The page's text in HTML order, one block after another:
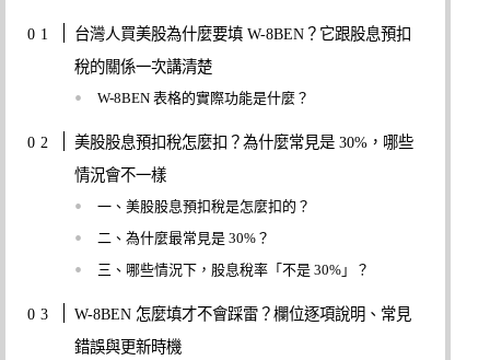
台灣人買美股為什麼要填 W-8BEN？它跟股息預扣
稅的關係一次講清楚
W-8BEN 表格的實際功能是什麼？
美股股息預扣稅怎麼扣？為什麼常見是 30%，哪些
情況會不一樣
一、美股股息預扣稅是怎麼扣的？
二、為什麼最常見是 30%？
三、哪些情況下，股息稅率「不是 30%」？
W-8BEN 怎麼填才不會踩雷？欄位逐項說明、常見
錯誤與更新時機